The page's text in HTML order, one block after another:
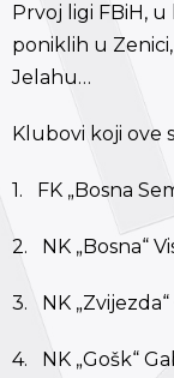
Prvoj ligi FBiH,
poniklih u
Jelahu…
Klubovi koji ove
1. FK „Bosna
2. NK „Bosna“
3. NK
4. NK „Gošk“